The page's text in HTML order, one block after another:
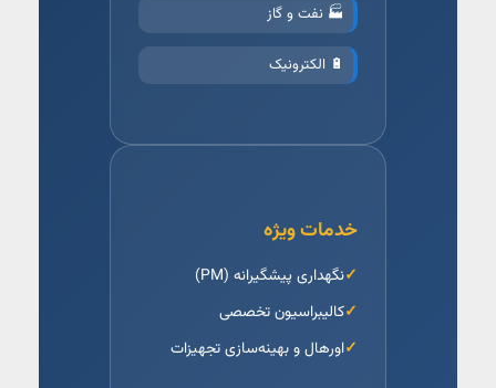
🏭 نفت و گاز
🔋 الکترونیک
خدمات ویژه
نگهداری پیشگیرانه (PM)
کالیبراسیون تخصصی
اورهال و بهینه‌سازی تجهیزات